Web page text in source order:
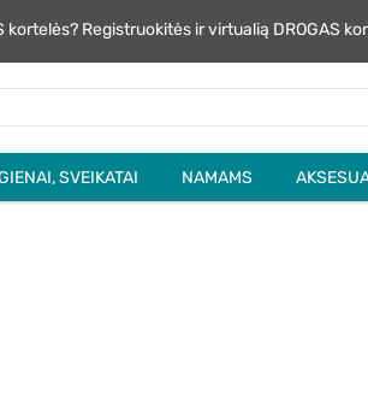
Registruokitės ir virtualią DROGAS
SVEIKATAI NAMAMS